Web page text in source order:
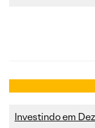
Investindo em